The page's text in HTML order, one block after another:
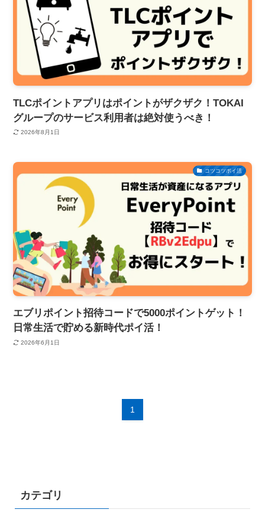
TLCポイントアプリはポイントがザクザク！TOKAI
グループのサービス利用者は絶対使うべき！
2026年8月1日
コツコツポイ活
エブリポイント招待コードで5000ポイントゲット！
日常生活で貯める新時代ポイ活！
2026年6月1日
1
カテゴリ